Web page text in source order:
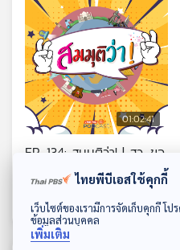
ดาวน์โหลด Thai PBS Podcast Application
01:02:41
EP. 134: สมมุติว่า! | สว. ขอ
งอั้วไม่มีฮั้วไทยพีบีเอสใช้คุกกี้
เว็บไซต์ของเรามีการจัดเก็บคุกกี้ โ
ข้อมูลส่วนบุคคล
เพิ่มเติม